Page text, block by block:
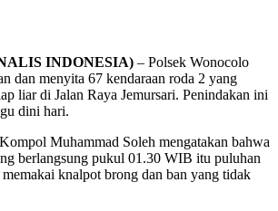
INDONESIA) – Polsek Wonocolo
dan menyita 67 kendaraan roda 2 yang
liar di Jalan Raya Jemursari. Penindakan ini
dini hari.
Muhammad Soleh mengatakan bahwa
berlangsung pukul 01.30 WIB itu puluhan
memakai knalpot brong dan ban yang tidak